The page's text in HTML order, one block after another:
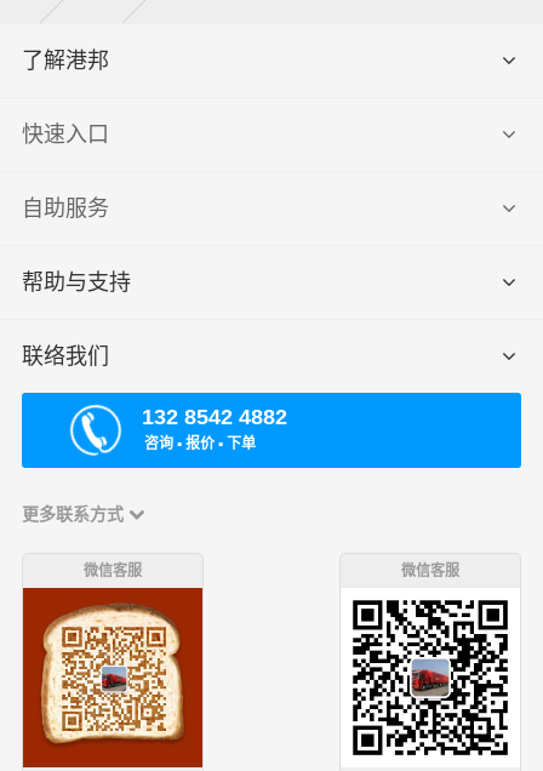
了解港邦
快速入口
自助服务
帮助与支持
联络我们
132 8542 4882
咨询 ▪ 报价 ▪ 下单
更多联系方式
微信客服 微信客服